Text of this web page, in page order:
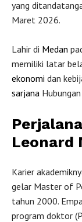
yang
Maret 2026.
Lahir di Medan
memiliki latar
ekonomi dan
sarjana
Leonard
Karier
gelar Master of
tahun 2000.
program doktor